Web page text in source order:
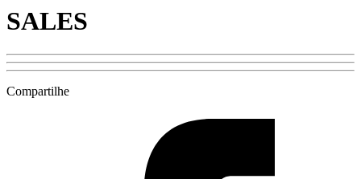
SALES
Compartilhe